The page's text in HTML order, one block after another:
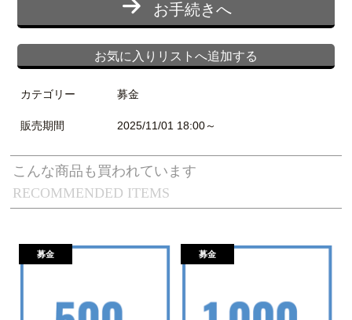
お手続きへ
お気に入りリストへ追加する
カテゴリー 募金
販売期間 2025/11/01 18:00～
RECOMMENDED ITEMS
こんな商品も買われています